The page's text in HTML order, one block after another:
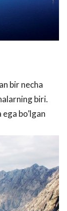
bir necha
biri.
bo’lgan